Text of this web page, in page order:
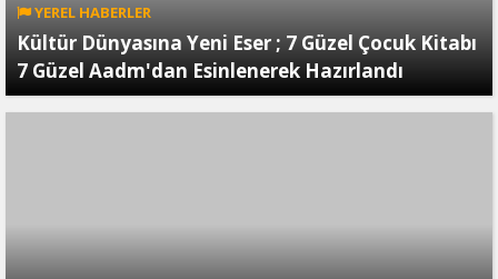
YEREL HABERLER
Kültür Dünyasına Yeni Eser ; 7 Güzel Çocuk Kitabı
7 Güzel Aadm'dan Esinlenerek Hazırlandı